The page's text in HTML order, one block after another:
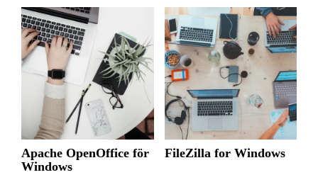
Apache OpenOffice för
Windows
FileZilla for Windows